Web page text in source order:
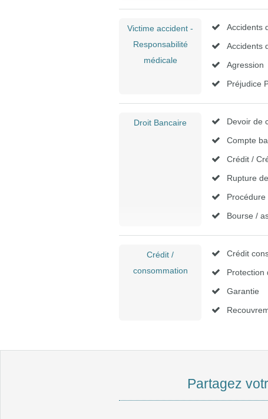
Victime accident -
Responsabilité
médicale
Accidents
Accidents
Agression
Préjudice
Droit Bancaire Devoir de
Compte
Crédit /
Rupture
Bourse /
Crédit /
consommation
Crédit
Protection
Garantie
Partagez